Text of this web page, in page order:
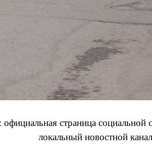
страница социальной
локальный новостной